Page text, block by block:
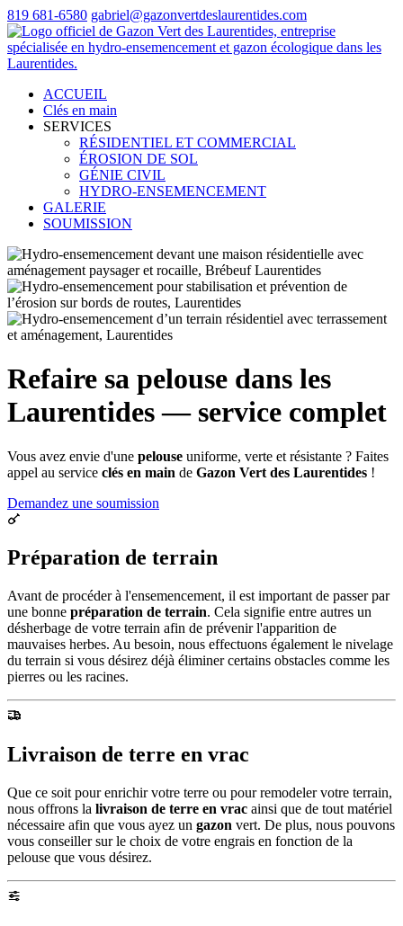
819 681-6580 gabriel@gazonvertdeslaurentides.com
ACCUEIL
Clés en main
SERVICES
RÉSIDENTIEL ET COMMERCIAL
ÉROSION DE SOL
GÉNIE CIVIL
HYDRO-ENSEMENCEMENT
GALERIE
SOUMISSION
Refaire sa pelouse dans les
Laurentides — service complet
Vous avez envie d'une pelouse uniforme, verte et résistante ? Faites
appel au service clés en main de Gazon Vert des Laurentides !
Demandez une soumission
Préparation de terrain
Avant de procéder à l'ensemencement, il est important de passer par
une bonne préparation de terrain. Cela signifie entre autres un
désherbage de votre terrain afin de prévenir l'apparition de
mauvaises herbes. Au besoin, nous effectuons également le nivelage
du terrain si vous désirez déjà éliminer certains obstacles comme les
pierres ou les racines.
Livraison de terre en vrac
Que ce soit pour enrichir votre terre ou pour remodeler votre terrain,
nous offrons la livraison de terre en vrac ainsi que de tout matériel
nécessaire afin que vous ayez un gazon vert. De plus, nous pouvons
vous conseiller sur le choix de votre engrais en fonction de la
pelouse que vous désirez.